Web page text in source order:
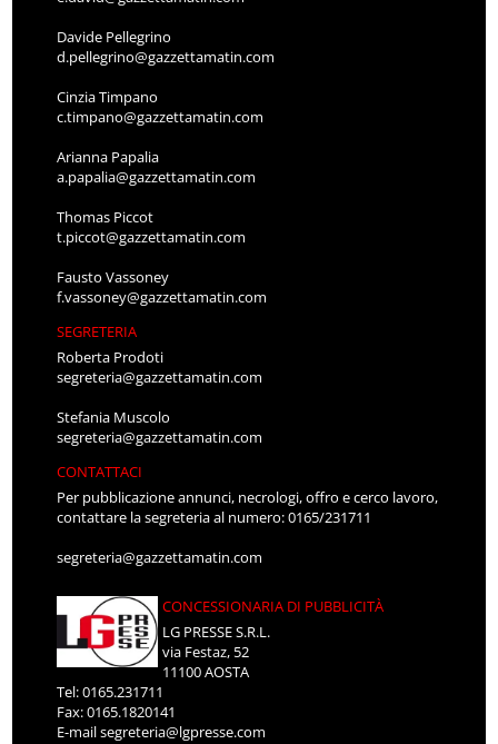
Davide Pellegrino
d.pellegrino@gazzettamatin.com
Cinzia Timpano
c.timpano@gazzettamatin.com
Arianna Papalia
a.papalia@gazzettamatin.com
Thomas Piccot
t.piccot@gazzettamatin.com
Fausto Vassoney
f.vassoney@gazzettamatin.com
SEGRETERIA
Roberta Prodoti
segreteria@gazzettamatin.com
Stefania Muscolo
segreteria@gazzettamatin.com
CONTATTACI
Per pubblicazione annunci, necrologi, offro e cerco lavoro,
contattare la segreteria al numero: 0165/231711
segreteria@gazzettamatin.com
CONCESSIONARIA DI PUBBLICITÀ
LG PRESSE S.R.L.
via Festaz, 52
11100 AOSTA
Tel: 0165.231711
Fax: 0165.1820141
E-mailsegreteria@lgpresse.com